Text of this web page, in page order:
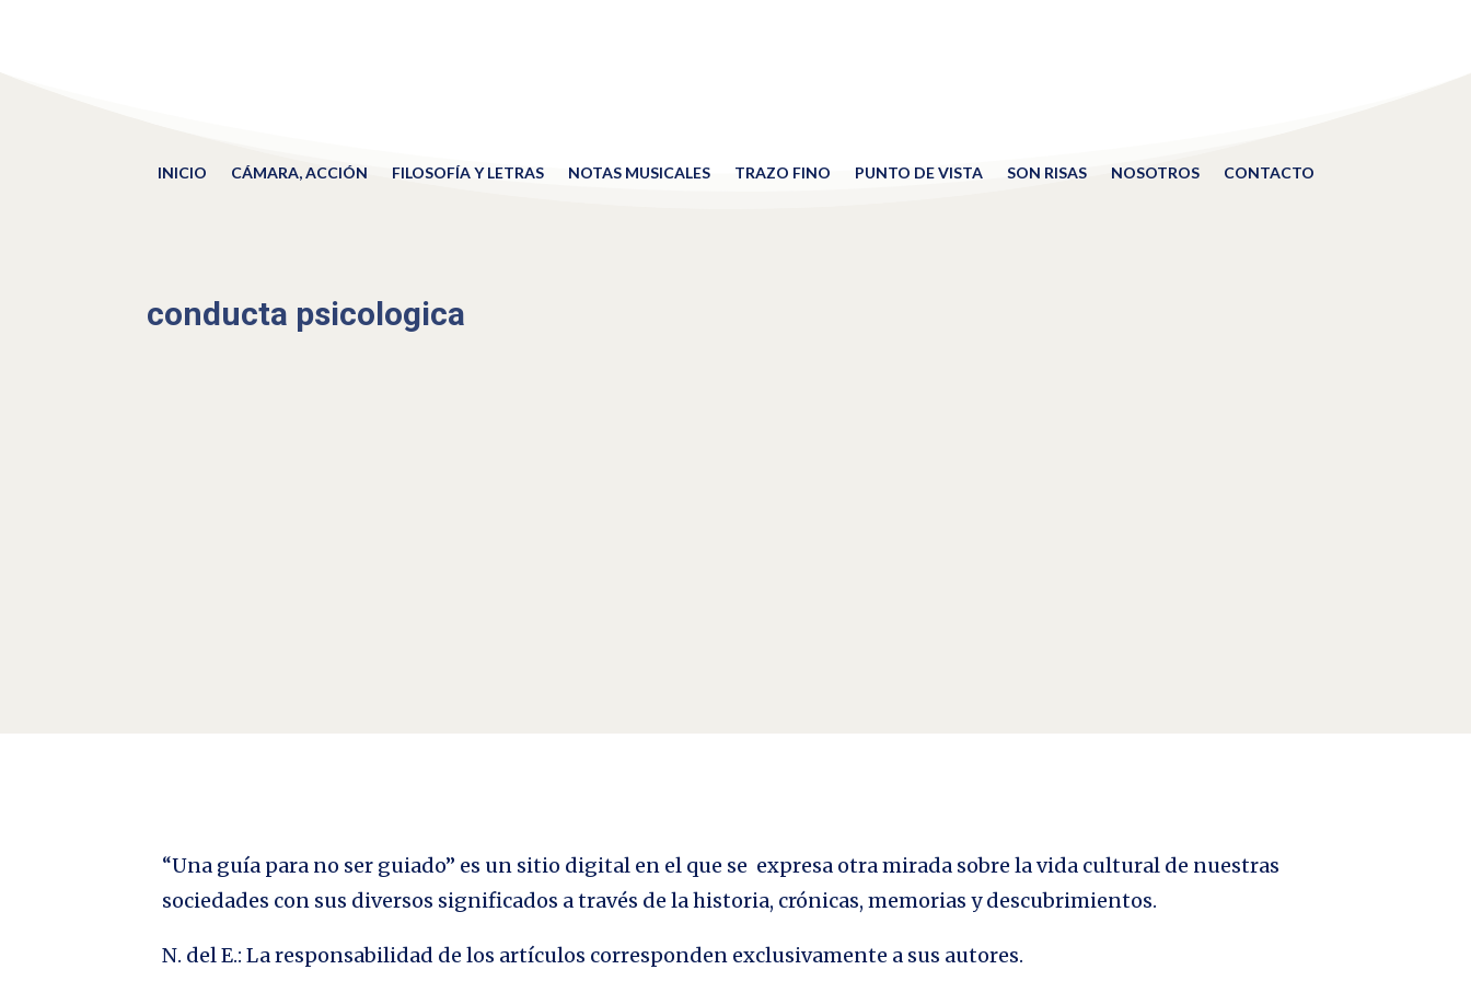
INICIO CÁMARA, ACCIÓN FILOSOFÍA Y LETRAS NOTAS MUSICALES TRAZO FINO PUNTO DE VISTA SON RISAS NOSOTROS CONTACTO
conducta psicologica
“Una guía para no ser guiado” es un sitio digital en el que se expresa otra mirada sobre la vida cultural de nuestras
sociedades con sus diversos significados a través de la historia, crónicas, memorias y descubrimientos.
N. del E.: La responsabilidad de los artículos corresponden exclusivamente a sus autores.